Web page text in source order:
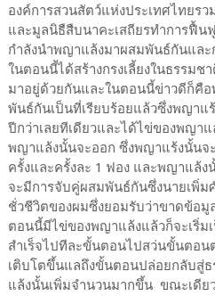
องค์การสวนสัตว์แห่งประเทศไทยร
และมูลนิธืสืบนาคะเสถียรทำการฟื้
กำลังนำพญาแล้งมาผสมพันธ์กันและ
ในตอนนี้ได้สร้างกรงเลี้ยงในธรรม
มาอยู่ด้วยกันและในตอนนี้ข่าวดีก็คื
พันธ์กันเป็นที่เรียบร้อยแล้วซึ่งพญาแ
ปีกว่าเลยทีเดียวและได้ไข่ของพญา
พญาแล้งนั้นจะออก ซึ่งพญาแร้งนั้นจ
ครั้งและครั้งละ 1 ฟอง และพญาแล้ง
จะมีการจับคู่ผสมพันธ์กันซึ่งนายเพิ่ม
ชั่วชีวิตของผมซึ่งยอมรับว่าขาดข้อมู
ตอนนี้มีไข่ของพญาแล้งแล้วก็จะเริ่ม
สำเร็จไปทีละขั้นตอนไปสว่นขั้นตอ
เติบโตขึ้นแลถึงขั้นตอนปล่อยกลับสู่
แล้งนั้นเพิ่มจำนวนมากขึ้น ขณะเดี